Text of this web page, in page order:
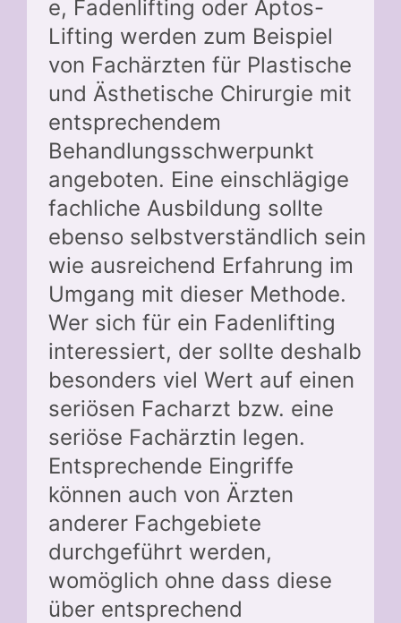
e, Fadenlifting oder Aptos-
Lifting werden zum Beispiel
von Fachärzten für Plastische
und Ästhetische Chirurgie mit
entsprechendem
Behandlungsschwerpunkt
angeboten. Eine einschlägige
fachliche Ausbildung sollte
ebenso selbstverständlich sein
wie ausreichend Erfahrung im
Umgang mit dieser Methode.
Wer sich für ein Fadenlifting
interessiert, der sollte deshalb
besonders viel Wert auf einen
seriösen Facharzt bzw. eine
seriöse Fachärztin legen.
Entsprechende Eingriffe
können auch von Ärzten
anderer Fachgebiete
durchgeführt werden,
womöglich ohne dass diese
über entsprechend